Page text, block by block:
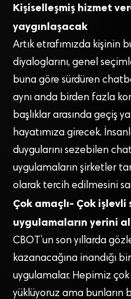
Kişiselleşmiş hizmet
yaygınlaşacak
Artık etrafımızda kişinin
diyaloglarını, genel
buna göre sürdüren
aynı anda birden fazla
başlıklar arasında geçiş
hayatımıza girecek.
duygularını sezebilen
uygulamaların şirketler
olarak tercih edilmesini
Çok amaçlı- Çok
uygulamaların yerini
CBOT’un son yıllarda
kazanacağına inandığı
uygulamalar. Hepimiz
yüklüyoruz ama bunların